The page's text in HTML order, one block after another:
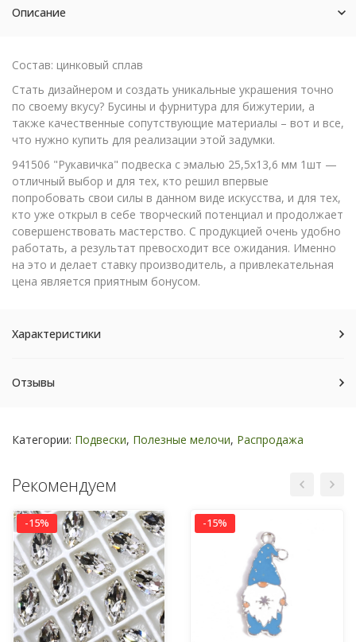
Описание
Состав: цинковый сплав
Стать дизайнером и создать уникальные украшения точно
по своему вкусу? Бусины и фурнитура для бижутерии, а
также качественные сопутствующие материалы – вот и все,
что нужно купить для реализации этой задумки.
941506 "Рукавичка" подвеска с эмалью 25,5х13,6 мм 1шт —
отличный выбор и для тех, кто решил впервые
попробовать свои силы в данном виде искусства, и для тех,
кто уже открыл в себе творческий потенциал и продолжает
совершенствовать мастерство. С продукцией очень удобно
работать, а результат превосходит все ожидания. Именно
на это и делает ставку производитель, а привлекательная
цена является приятным бонусом.
Характеристики
Отзывы
Категории: Подвески, Полезные мелочи, Распродажа
Рекомендуем
-15% -15%